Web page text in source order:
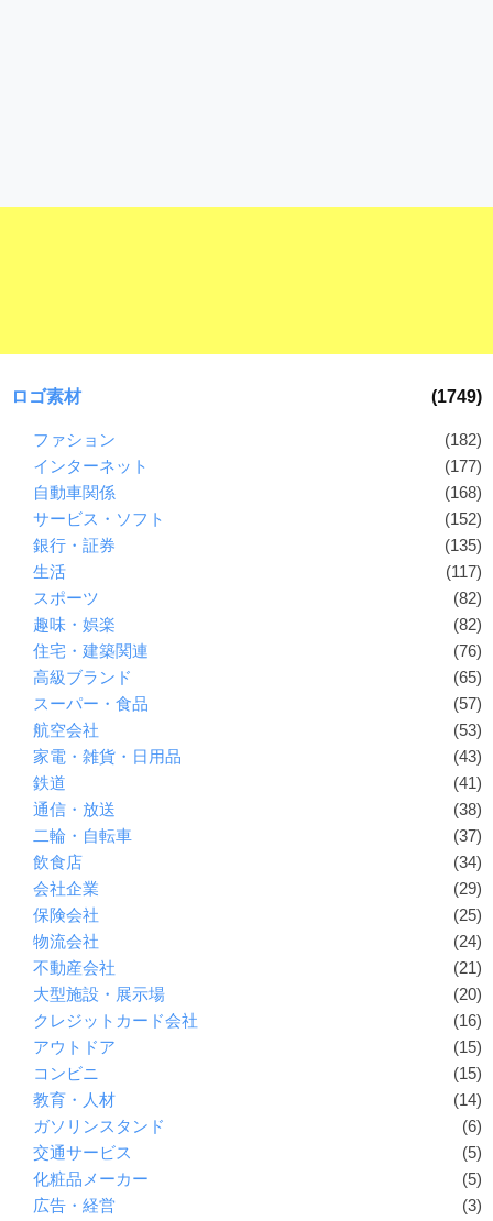
ロゴ素材 (1749)
ファション
(182)
インターネット
(177)
自動車関係
(168)
サービス・ソフト
(152)
銀行・証券
(135)
生活
(117)
スポーツ
(82)
趣味・娯楽
(82)
住宅・建築関連
(76)
高級ブランド
(65)
スーパー・食品
(57)
航空会社
(53)
家電・雑貨・日用品
(43)
鉄道
(41)
通信・放送
(38)
二輪・自転車
(37)
飲食店
(34)
会社企業
(29)
保険会社
(25)
物流会社
(24)
不動産会社
(21)
大型施設・展示場
(20)
クレジットカード会社
(16)
アウトドア
(15)
コンビニ
(15)
教育・人材
(14)
ガソリンスタンド
(6)
交通サービス
(5)
化粧品メーカー
(5)
広告・経営
(3)